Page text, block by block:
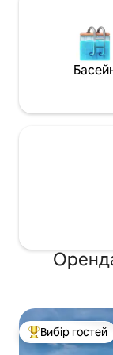
Топ вибір
Вибір гостей